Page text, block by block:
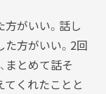
方がいい。話し
た方がいい。2回
まとめて話そ
てくれたことと